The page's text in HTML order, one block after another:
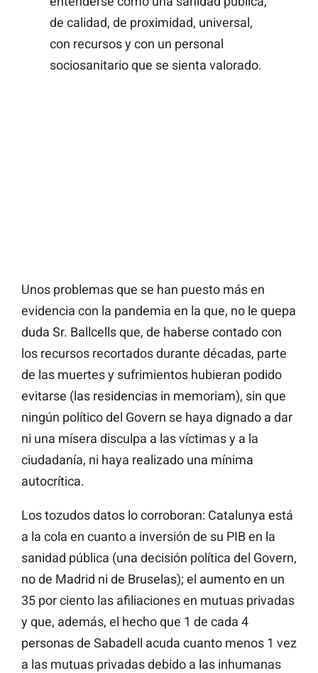
de calidad, de proximidad, universal,
con recursos y con un personal
sociosanitario que se sienta valorado.
Unos problemas que se han puesto más en
evidencia con la pandemia en la que, no le quepa
duda Sr. Ballcells que, de haberse contado con
los recursos recortados durante décadas, parte
de las muertes y sufrimientos hubieran podido
evitarse (las residencias in memoriam), sin que
ningún político del Govern se haya dignado a dar
ni una mísera disculpa a las víctimas y a la
ciudadanía, ni haya realizado una mínima
autocrítica.
Los tozudos datos lo corroboran: Catalunya está
a la cola en cuanto a inversión de su PIB en la
sanidad pública (una decisión política del Govern,
no de Madrid ni de Bruselas); el aumento en un
35 por ciento las afiliaciones en mutuas privadas
y que, además, el hecho que 1 de cada 4
personas de Sabadell acuda cuanto menos 1 vez
a las mutuas privadas debido a las inhumanas